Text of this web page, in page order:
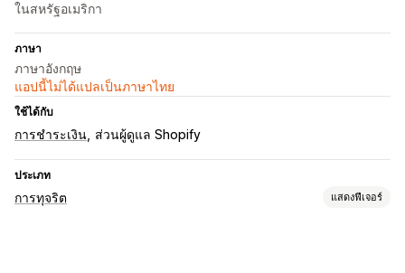
ในสหรัฐอเมริกา
ภาษา
ภาษาอังกฤษ
แอปนี้ไม่ได้แปลเป็นภาษาไทย
ใช้ได้กับ
การชำระเงิน ส่วนผู้ดูแล Shopify
ประเภท
การทุจริต แสดงฟีเจอร์